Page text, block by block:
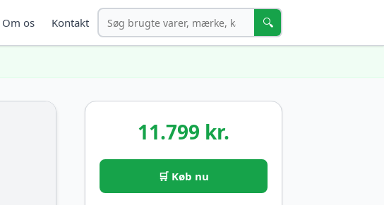
Om os Kontakt Søg 🔍
11.799 kr.
🛒 Køb nu